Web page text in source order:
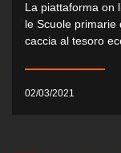
La piattaforma on
le Scuole primarie
caccia al tesoro
02/03/2021